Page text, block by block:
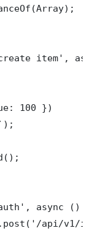
item',
100 })
async ()
api/v1/